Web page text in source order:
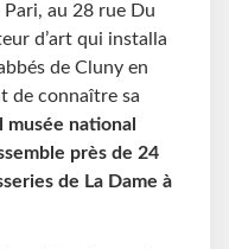
Pari, au 28 rue Du
d’art qui installa
de Cluny en
de connaître sa
musée national
près de 24
de La Dame à